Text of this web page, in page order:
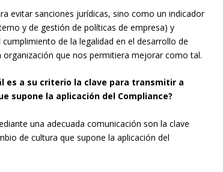
evitar sanciones jurídicas, sino como un indicador
y de gestión de políticas de empresa) y
de la legalidad en el desarrollo de
que nos permitiera mejorar como tal.
es a su criterio la clave para transmitir a
supone la aplicación del Compliance?
una adecuada comunicación son la clave
de cultura que supone la aplicación del